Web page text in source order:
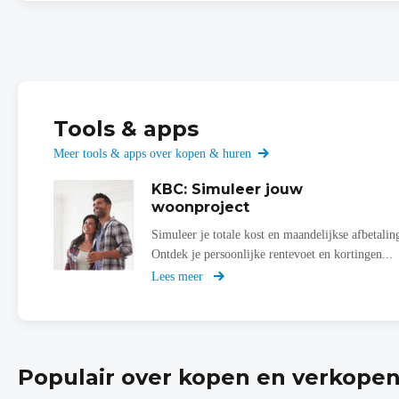
Tools & apps
Meer tools & apps over kopen & huren
KBC: Simuleer jouw
woonproject
Simuleer je totale kost en maandelijkse
Ontdek je persoonlijke rentevoet en kortingen...
Lees meer
over
Populair over kopen en